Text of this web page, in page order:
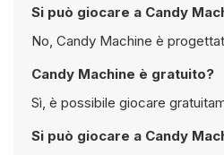
Si può giocare a Candy
No, Candy Machine è
Candy Machine è gratuito?